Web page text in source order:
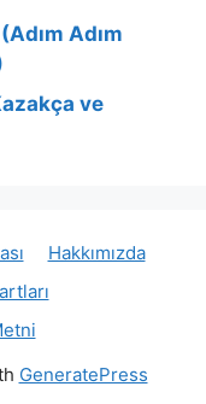
Adım
ve
Hakkımızda
GeneratePress